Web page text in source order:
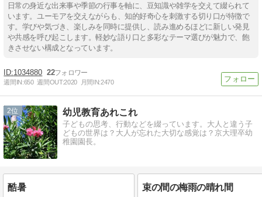
日常の身近な出来事や季節の行事を軸に、豆知識や雑学を交えて綴られて
います。ユーモアを交えながらも、知的好奇心を刺激する切り口が特徴で
す。学びや気づき、楽しみを同時に提供し、読み進めるほどに新しい発見
や共感を呼び起こします。軽妙な語り口と多彩なテーマ選びが魅力で、飽
きさせない構成となっています。
1034880 22
週間IN:650 週間OUT:2020 月間IN:2470
2 幼児教育あれこれ
子どもの思考、行動などを綴っています。大人と違う子
どもの世界は？大人が忘れた大切な感覚は？京大理卒幼
稚園園長。
酷暑 束の間の梅雨の晴れ間